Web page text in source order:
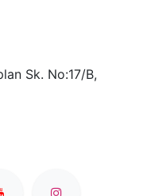
Sk. No:17/B,